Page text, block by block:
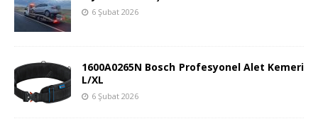
6 Şubat 2026
1600A0265N Bosch Profesyonel Alet Kemeri
L/XL
6 Şubat 2026